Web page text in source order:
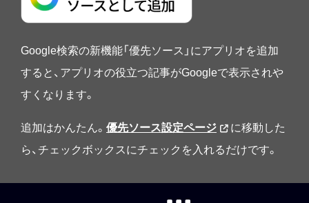
Google検索の新機能「優先ソース」にアプリオを追加
すると、アプリオの役立つ記事がGoogleで表示されや
すくなります。
追加はかんたん。 優先ソース設定ページ
に移動した
ら、チェックボックスにチェックを入れるだけです。